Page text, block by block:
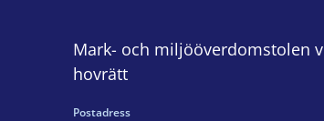
Mark- och miljööverdomstolen
hovrätt
Postadress